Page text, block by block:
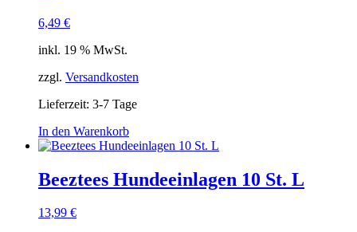
6,49 €
inkl. 19 % MwSt.
zzgl. Versandkosten
Lieferzeit: 3-7 Tage
In den Warenkorb
Beeztees Hundeeinlagen 10 St. L
13,99 €